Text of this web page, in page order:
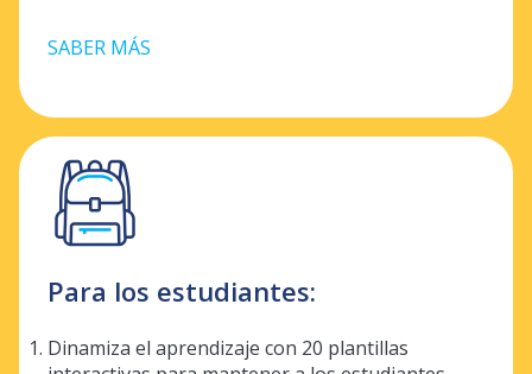
SABER MÁS
Para los estudiantes:
Dinamiza el aprendizaje con 20 plantillas